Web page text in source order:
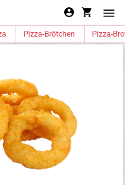
Pizza-Brötchen Pizza-